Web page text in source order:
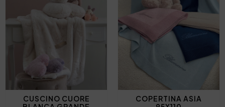
CUSCINO CUORE
COPERTINA ASIA